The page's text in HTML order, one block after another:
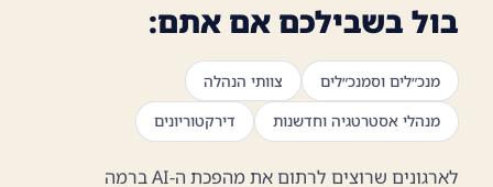
בול בשבילכם אם אתם:
מנכ״לים וסמנכ״לים
צוותי הנהלה
מנהלי אסטרטגיה וחדשנות
דירקטוריונים
לארגונים שרוצים לרתום את מהפכת ה-AI ברמה